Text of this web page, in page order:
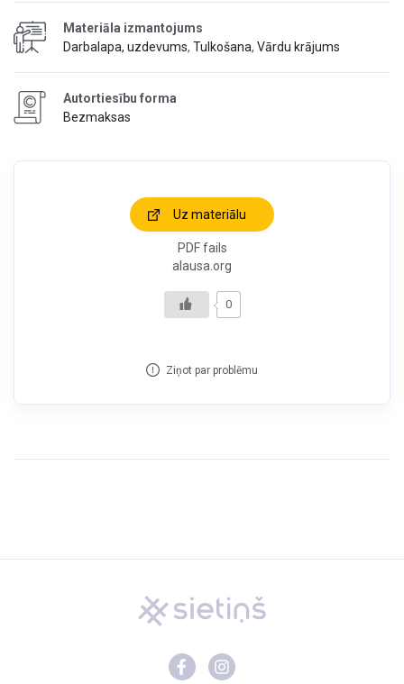
Materiāla izmantojums
Darbalapa, uzdevums, Tulkošana, Vārdu krājums
Autortiesību forma
Bezmaksas
Uz materiālu
PDF fails
alausa.org
0
Ziņot par problēmu